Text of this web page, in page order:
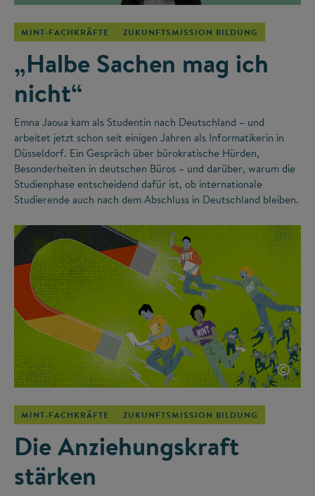
MINT-FACHKRÄFTE ZUKUNFTSMISSION BILDUNG
„Halbe Sachen mag ich
nicht“
Emna Jaoua kam als Studentin nach Deutschland – und
arbeitet jetzt schon seit einigen Jahren als Informatikerin in
Düsseldorf. Ein Gespräch über bürokratische Hürden,
Besonderheiten in deutschen Büros – und darüber, warum die
Studienphase entscheidend dafür ist, ob internationale
Studierende auch nach dem Abschluss in Deutschland bleiben.
©
MINT-FACHKRÄFTE ZUKUNFTSMISSION BILDUNG
Die Anziehungskraft
stärken